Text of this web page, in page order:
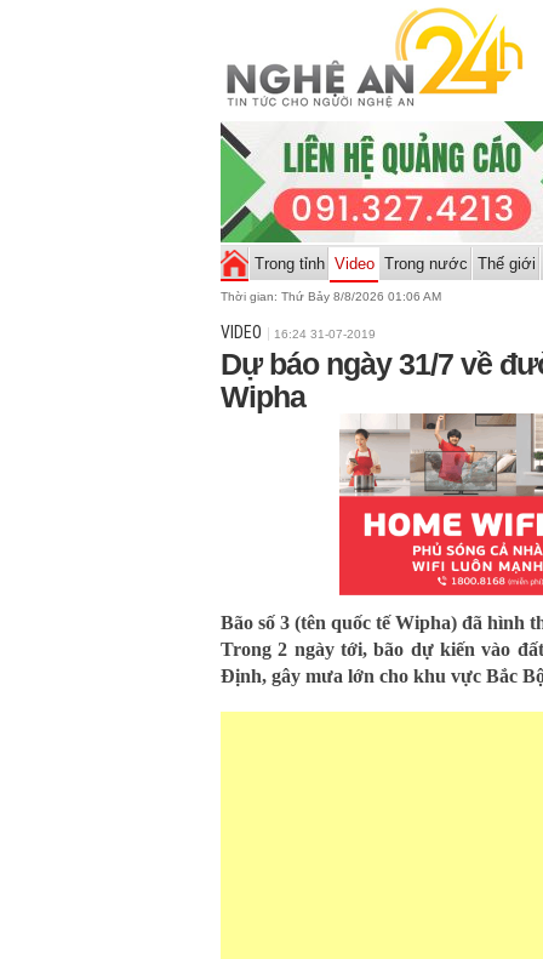
Trong tỉnh Video Trong nước Thế giới
Thời gian: Thứ Bảy 8/8/2026 01:06 AM
VIDEO 16:24 31-07-2019
Dự báo ngày 31/7 về
Wipha
Bão số 3 (tên quốc tế Wipha) đã hình
Trong 2 ngày tới, bão dự kiến vào
Định, gây mưa lớn cho khu vực Bắc